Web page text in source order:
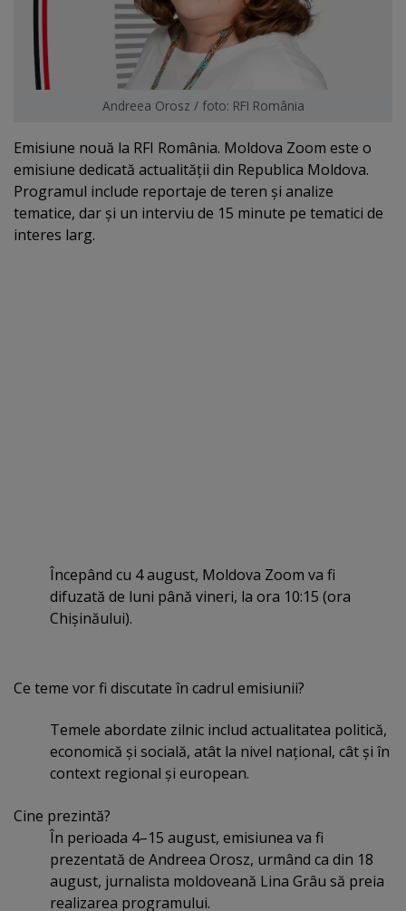
Andreea Orosz / foto: RFI România
Emisiune nouă la RFI România. Moldova Zoom este o
emisiune dedicată actualităţii din Republica Moldova.
Programul include reportaje de teren şi analize
tematice, dar şi un interviu de 15 minute pe tematici de
interes larg.
Începând cu 4 august, Moldova Zoom va fi
difuzată de luni până vineri, la ora 10:15 (ora
Chişinăului).
Ce teme vor fi discutate în cadrul emisiunii?
Temele abordate zilnic includ actualitatea politică,
economică şi socială, atât la nivel naţional, cât şi în
context regional şi european.
Cine prezintă?
În perioada 4–15 august, emisiunea va fi
prezentată de Andreea Orosz, urmând ca din 18
august, jurnalista moldoveană Lina Grâu să preia
realizarea programului.